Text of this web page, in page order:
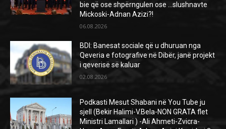
bie që ose shpërngulen ose …slushnavte
Mickoski-Adnan Azizi?!
06.08.2026
BDI: Banesat sociale që u dhuruan nga
Qeveria e fotografive në Dibër, janë projekt
i qeverisë së kaluar
02.08.2026
Podkasti Mesut Shabani në You Tube ju
sjell (Bekir Halimi-V.Bela-NON GRATA flet
Ministri Lamallari ) -Ali Ahmeti-Zvicra-